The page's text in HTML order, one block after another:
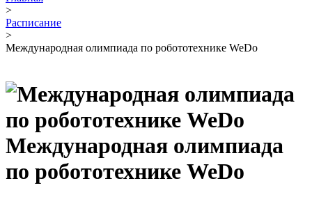
>
Расписание
>
Международная олимпиада по робототехнике WeDo
Международная олимпиада
по робототехнике WeDo